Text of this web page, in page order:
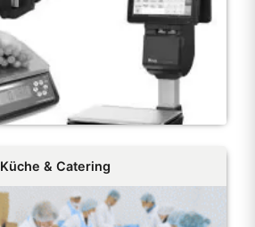
Küche & Catering